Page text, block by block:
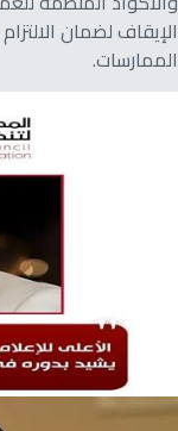
الإيقاف لضمان
الممارسات.